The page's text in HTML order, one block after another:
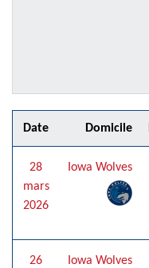
Date Domicile
28
mars
2026
Iowa Wolves
26
Iowa Wolves